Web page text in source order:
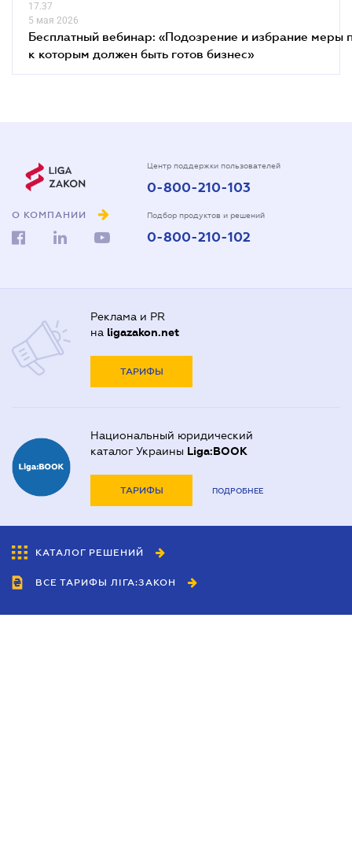
17.37
5 мая 2026
Бесплатный вебинар: «Подозрение и избрание меры
к которым должен быть готов бизнес»
О КОМПАНИИ
Центр поддержки пользователей
0-800-210-103
Подбор продуктов и решений
0-800-210-102
Реклама и PR
на ligazakon.net
ТАРИФЫ
Национальный юридический
каталог Украины Liga:BOOK
ТАРИФЫ ПОДРОБНЕЕ
КАТАЛОГ РЕШЕНИЙ
ВСЕ ТАРИФЫ ЛІГА:ЗАКОН